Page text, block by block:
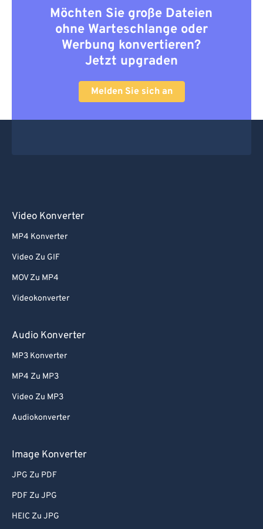
Möchten Sie große Dateien
ohne Warteschlange oder
Werbung konvertieren?
Jetzt upgraden
Melden Sie sich an
Video Konverter
MP4 Konverter
Video Zu GIF
MOV Zu MP4
Videokonverter
Audio Konverter
MP3 Konverter
MP4 Zu MP3
Video Zu MP3
Audiokonverter
Image Konverter
JPG Zu PDF
PDF Zu JPG
HEIC Zu JPG